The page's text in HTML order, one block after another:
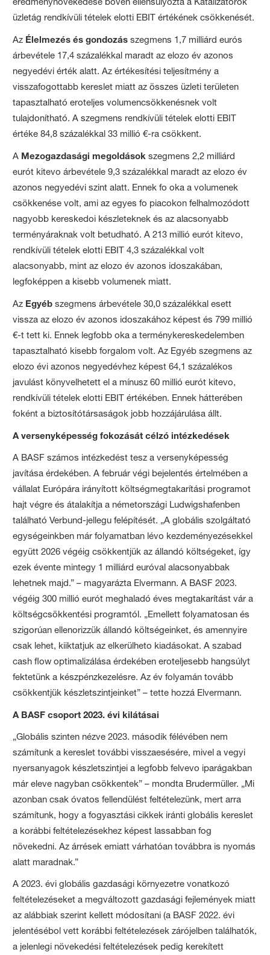
üzletág rendkívüli tételek elotti EBIT értékének csökkenését.
Az Élelmezés és gondozás szegmens 1,7 milliárd eurós
árbevétele 17,4 százalékkal maradt az elozo év azonos
negyedévi érték alatt. Az értékesítési teljesítmény a
visszafogottabb kereslet miatt az összes üzleti területen
tapasztalható eroteljes volumencsökkenésnek volt
tulajdonítható. A szegmens rendkívüli tételek elotti EBIT
értéke 84,8 százalékkal 33 millió €-ra csökkent.
A Mezogazdasági megoldások szegmens 2,2 milliárd
eurót kitevo árbevétele 9,3 százalékkal maradt az elozo év
azonos negyedévi szint alatt. Ennek fo oka a volumenek
csökkenése volt, ami az egyes fo piacokon felhalmozódott
nagyobb kereskedoi készleteknek és az alacsonyabb
terményáraknak volt betudható. A 213 millió eurót kitevo,
rendkívüli tételek elotti EBIT 4,3 százalékkal volt
alacsonyabb, mint az elozo év azonos idoszakában,
legfoképpen a kisebb volumenek miatt.
Az Egyébszegmens árbevétele 30,0 százalékkal esett
vissza az elozo év azonos idoszakához képest és 799 millió
€-t tett ki. Ennek legfobb oka a terménykereskedelemben
tapasztalható kisebb forgalom volt. Az Egyéb szegmens az
elozo évi azonos negyedévhez képest 64,1 százalékos
javulást könyvelhetett el a mínusz 60 millió eurót kitevo,
rendkívüli tételek elotti EBIT értékében. Ennek hátterében
foként a biztosítótársaságok jobb hozzájárulása állt.
A versenyképesség fokozását célzó intézkedések
A BASF számos intézkedést tesz a versenyképesség
javítása érdekében. A február végi bejelentés értelmében a
vállalat Európára irányított költségmegtakarítási programot
hajt végre és átalakítja a németországi Ludwigshafenben
található Verbund-jellegu felépítését. „A globális szolgáltató
egységeinkben már folyamatban lévo kezdeményezésekkel
együtt 2026 végéig csökkentjük az állandó költségeket, így
ezek évente mintegy 1 milliárd euróval alacsonyabbak
lehetnek majd.” – magyarázta Elvermann. A BASF 2023.
végéig 300 millió eurót meghaladó éves megtakarítást vár a
költségcsökkentési programtól. „Emellett folyamatosan és
szigorúan ellenorizzük állandó költségeinket, és amennyire
csak lehet, kiiktatjuk az elkerülheto kiadásokat. A szabad
cash flow optimalizálása érdekében eroteljesebb hangsúlyt
fektetünk a készpénzkezelésre. Az év folyamán tovább
csökkentjük készletszintjeinket” – tette hozzá Elvermann.
A BASF csoport 2023. évi kilátásai
„Globális szinten nézve 2023. második félévében nem
számítunk a kereslet további visszaesésére, mivel a vegyi
nyersanyagok készletszintjei a legfobb felvevo iparágakban
már eleve nagyban csökkentek” – mondta Brudermüller. „Mi
azonban csak óvatos fellendülést feltételezünk, mert arra
számítunk, hogy a fogyasztási cikkek iránti globális kereslet
a korábbi feltételezésekhez képest lassabban fog
növekedni. Az árrések emiatt várhatóan továbbra is nyomás
alatt maradnak.”
A 2023. évi globális gazdasági környezetre vonatkozó
feltételezéseket a megváltozott gazdasági fejlemények miatt
az alábbiak szerint kellett módosítani (a BASF 2022. évi
jelentésébol vett korábbi feltételezések zárójelben találhatók,
a jelenlegi növekedési feltételezések pedig kerekített